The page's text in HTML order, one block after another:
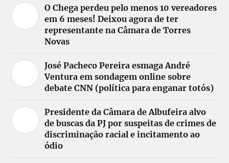
O Chega perdeu pelo menos 10 vereadores
em 6 meses! Deixou agora de ter
representante na Câmara de Torres
Novas
José Pacheco Pereira esmaga André
Ventura em sondagem online sobre
debate CNN (política para enganar totós)
Presidente da Câmara de Albufeira alvo
de buscas da PJ por suspeitas de crimes de
discriminação racial e incitamento ao
ódio